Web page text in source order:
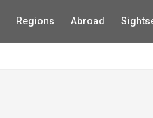
Regions Abroad